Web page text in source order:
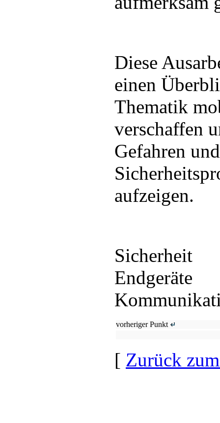
Diese
einen
Thematik
verschaffen
Gefahren
aufzeigen.
vorheriger Punkt
[ Zurück